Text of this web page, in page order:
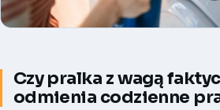
Czy pralka z wagą
odmienia codzienne